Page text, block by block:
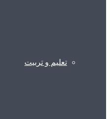
تعلیم و تربیت